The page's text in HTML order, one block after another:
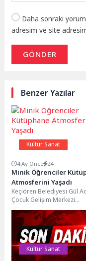
Daha sonraki
adresim ve site
GÖNDER
Benzer Yazılar
Kültür Sanat
4 Ay Önce 24
Minik Öğrenciler
Atmosferini Yaşadı
Keçiören Belediyesi Gül
Çocuk Gelişim Merkezi
öğrencileri, Atatürk
Kulesi 100. Yıl Halk
Kütüphanesi’ni...
Kültür Sanat